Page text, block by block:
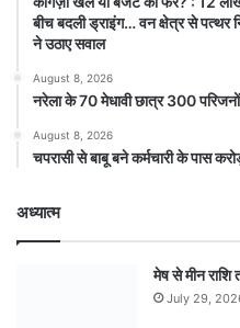
बीच बदली ड्राइंग… वन क्षेत्र से पत्थर
ने उठाए सवाल
August 8, 2026
नरेला के 70 मेधावी छात्र 300
August 8, 2026
चपरासी से बाबू बने कर्मचारी के पास
अध्यात्म
मेष से मीन
July 29,